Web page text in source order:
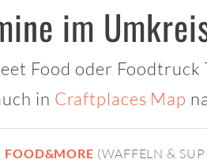
im
Food oder
in Craftplaces Map
FOOD&MORE (WAFFELN &